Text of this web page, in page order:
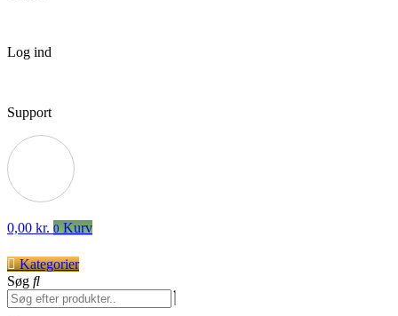
Log ind
Support
0,00 kr. 0 Kurv
Kategorier
Søg